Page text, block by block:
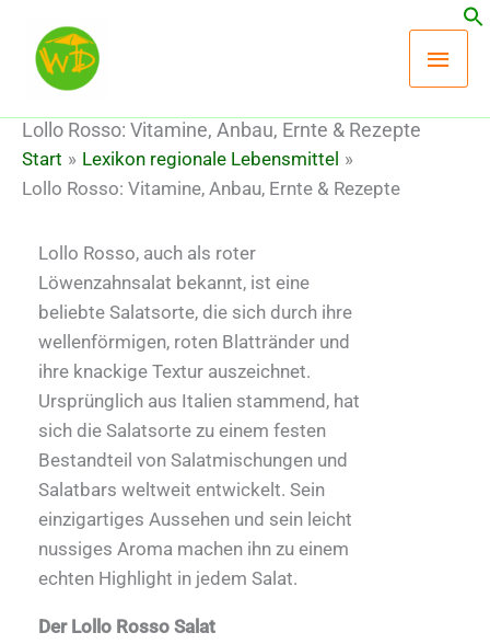
Inhalt
springen
Lollo Rosso: Vitamine, Anbau, Ernte & Rezepte
Start
Lexikon regionale Lebensmittel
Lollo Rosso: Vitamine, Anbau, Ernte & Rezepte
Lollo Rosso, auch als roter
Löwenzahnsalat bekannt, ist eine
beliebte Salatsorte, die sich durch ihre
wellenförmigen, roten Blattränder und
ihre knackige Textur auszeichnet.
Ursprünglich aus Italien stammend, hat
sich die Salatsorte zu einem festen
Bestandteil von Salatmischungen und
Salatbars weltweit entwickelt. Sein
einzigartiges Aussehen und sein leicht
nussiges Aroma machen ihn zu einem
echten Highlight in jedem Salat.
Der Lollo Rosso Salat